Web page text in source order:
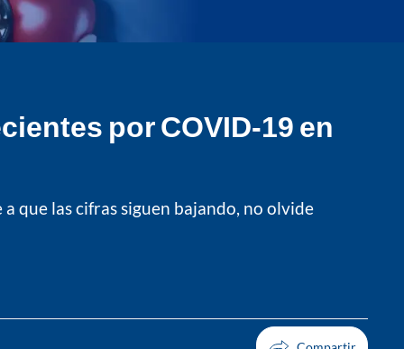
por COVID-19 en
que las cifras siguen bajando, no olvide